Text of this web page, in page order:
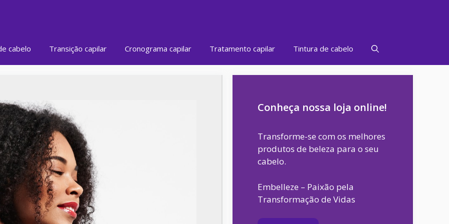
cabelo Transição capilar Cronograma capilar Tratamento capilar Tintura de cabelo
Conheça nossa loja online!
Transforme-se com os melhores
produtos de beleza para o seu
cabelo.
Embelleze – Paixão pela
Transformação de Vidas